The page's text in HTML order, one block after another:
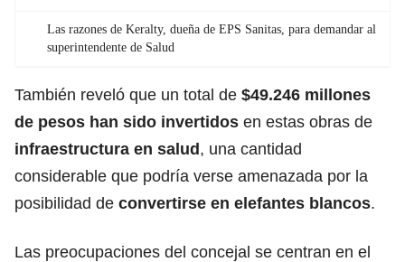
Las razones de Keralty, dueña de EPS Sanitas, para demandar al
superintendente de Salud
También reveló que un total de $49.246 millones
de pesos han sido invertidos en estas obras de
infraestructura en salud, una cantidad
considerable que podría verse amenazada por la
posibilidad de convertirse en elefantes blancos.
Las preocupaciones del concejal se centran en el